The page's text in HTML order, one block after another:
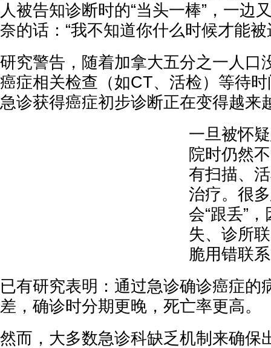
人被告知诊断时的“当头一棒”，一边
奈的话：“我不知道你什么时候才能被
研究警告，随着加拿大五分之一人口
癌症相关检查（如CT、活检）等待
急诊获得癌症初步诊断正在变得越来
一旦被怀
院时仍然
有扫描、
治疗。很
会“跟丢”
失、诊所
脆用错联
已有研究表明：通过急诊确诊癌症的
差，确诊时分期更晚，死亡率更高。
然而，大多数急诊科缺乏机制来确保